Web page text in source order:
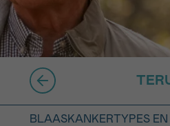
BLAASKANKERTYPES
16h-18h